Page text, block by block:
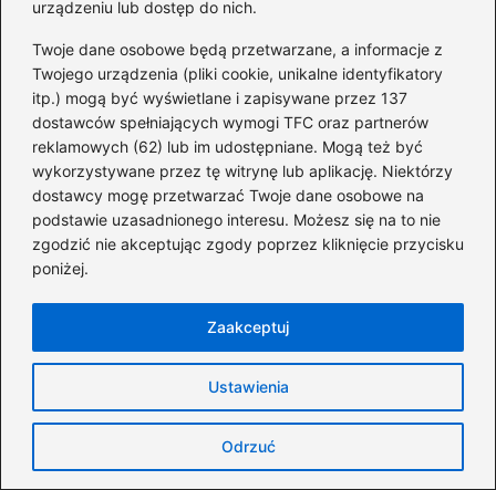
urządzeniu lub dostęp do nich.
Twoje dane osobowe będą przetwarzane, a informacje z
Twojego urządzenia (pliki cookie, unikalne identyfikatory
itp.) mogą być wyświetlane i zapisywane przez 137
dostawców spełniających wymogi TFC oraz partnerów
reklamowych (62) lub im udostępniane. Mogą też być
wykorzystywane przez tę witrynę lub aplikację. Niektórzy
dostawcy mogę przetwarzać Twoje dane osobowe na
podstawie uzasadnionego interesu. Możesz się na to nie
zgodzić nie akceptując zgody poprzez kliknięcie przycisku
poniżej.
Ustawienia
Odrzuć
Zaakceptuj
b
o
o
k
st
n
można zarobić na 1 ha? Zaskakujące
fakty!
Odkryj potencjał zarobków na
GamerHash – co wpływa na Twoje
dochody?
Ile zarobisz na warzywniaku? Odkryj
zaskakujące fakty o dochodach z tej
działalności
Ile naprawdę można zarobić w Uberze?
Zaskakujące fakty dla kierowców
Ile naprawdę można zarobić na grach?
Odkryj szokujące kwoty i sprawdzone
metody dochodu